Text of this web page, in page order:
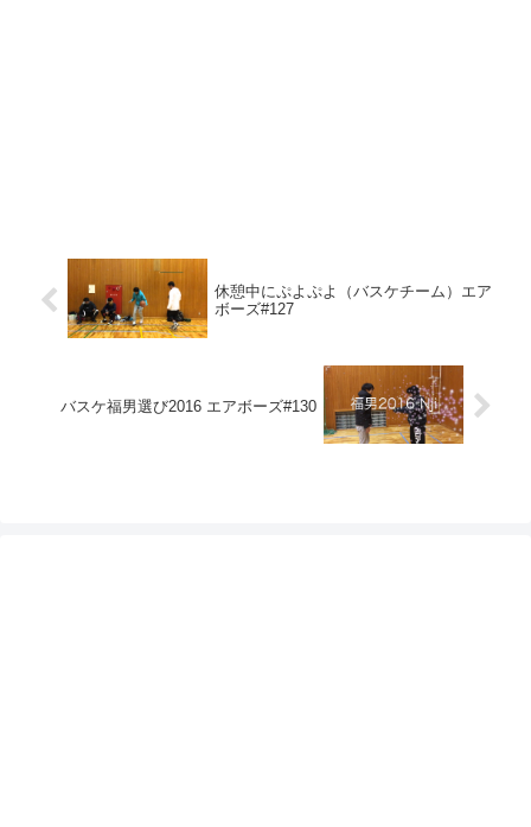
休憩中にぷよぷよ（バスケチーム）エア
ボーズ#127
バスケ福男選び2016 エアボーズ#130